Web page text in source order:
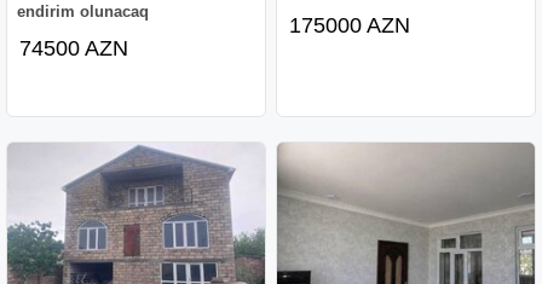
endirim olunacaq
74500 AZN
175000 AZN